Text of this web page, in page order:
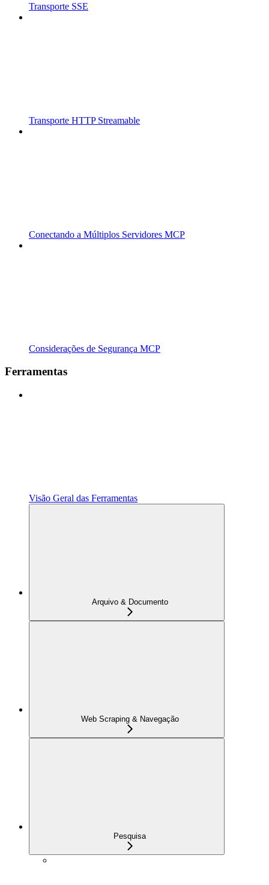
Transporte SSE
Transporte HTTP Streamable
Conectando a Múltiplos Servidores MCP
Considerações de Segurança MCP
Ferramentas
Visão Geral das Ferramentas
Arquivo & Documento
Web Scraping & Navegação
Pesquisa